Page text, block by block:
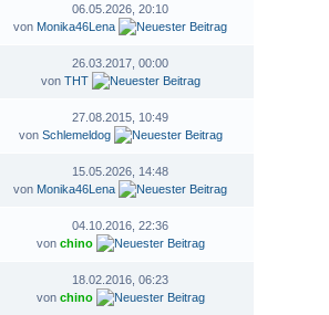
06.05.2026, 20:10
von Monika46Lena
26.03.2017, 00:00
von THT
27.08.2015, 10:49
von Schlemeldog
15.05.2026, 14:48
von Monika46Lena
04.10.2016, 22:36
von chino
18.02.2016, 06:23
von chino